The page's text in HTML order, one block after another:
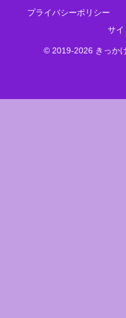
プライバシーポリシー
サイ
© 2019-2026 きっか